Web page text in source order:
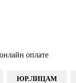
оплате
ЮР.ЛИЦАМ